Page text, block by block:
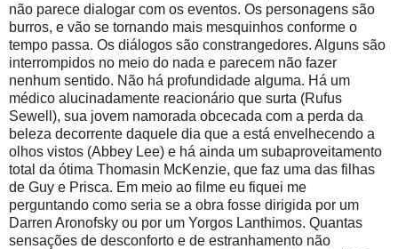
não parece dialogar com os eventos. Os personagens são
burros, e vão se tornando mais mesquinhos conforme o
tempo passa. Os diálogos são constrangedores. Alguns são
interrompidos no meio do nada e parecem não fazer
nenhum sentido. Não há profundidade alguma. Há um
médico alucinadamente reacionário que surta (Rufus
Sewell), sua jovem namorada obcecada com a perda da
beleza decorrente daquele dia que a está envelhecendo a
olhos vistos (Abbey Lee) e há ainda um subaproveitamento
total da ótima Thomasin McKenzie, que faz uma das filhas
de Guy e Prisca. Em meio ao filme eu fiquei me
perguntando como seria se a obra fosse dirigida por um
Darren Aronofsky ou por um Yorgos Lanthimos. Quantas
sensações de desconforto e de estranhamento não